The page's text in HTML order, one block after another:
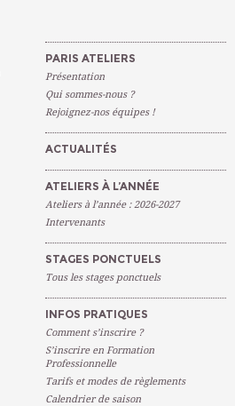
PARIS ATELIERS
Présentation
Qui sommes-nous ?
Rejoignez-nos équipes !
ACTUALITÉS
ATELIERS À L’ANNÉE
Ateliers à l’année : 2026-2027
Intervenants
STAGES PONCTUELS
Tous les stages ponctuels
INFOS PRATIQUES
Comment s’inscrire ?
S’inscrire en Formation
Professionnelle
Tarifs et modes de règlements
Calendrier de saison